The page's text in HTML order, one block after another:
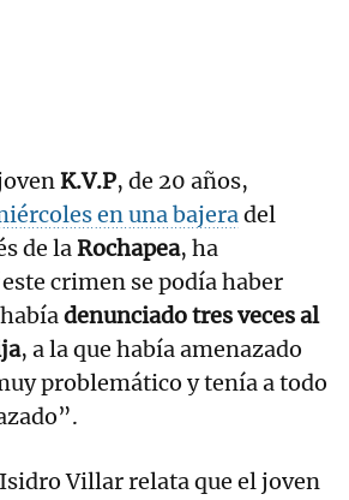
K.V.P, de 20 años,
en una bajeradel
de laRochapea, ha
crimen se podía haber
denunciado tres veces al
, a la que había amenazado
problemático y tenía a todo
Isidro Villar relata que el joven